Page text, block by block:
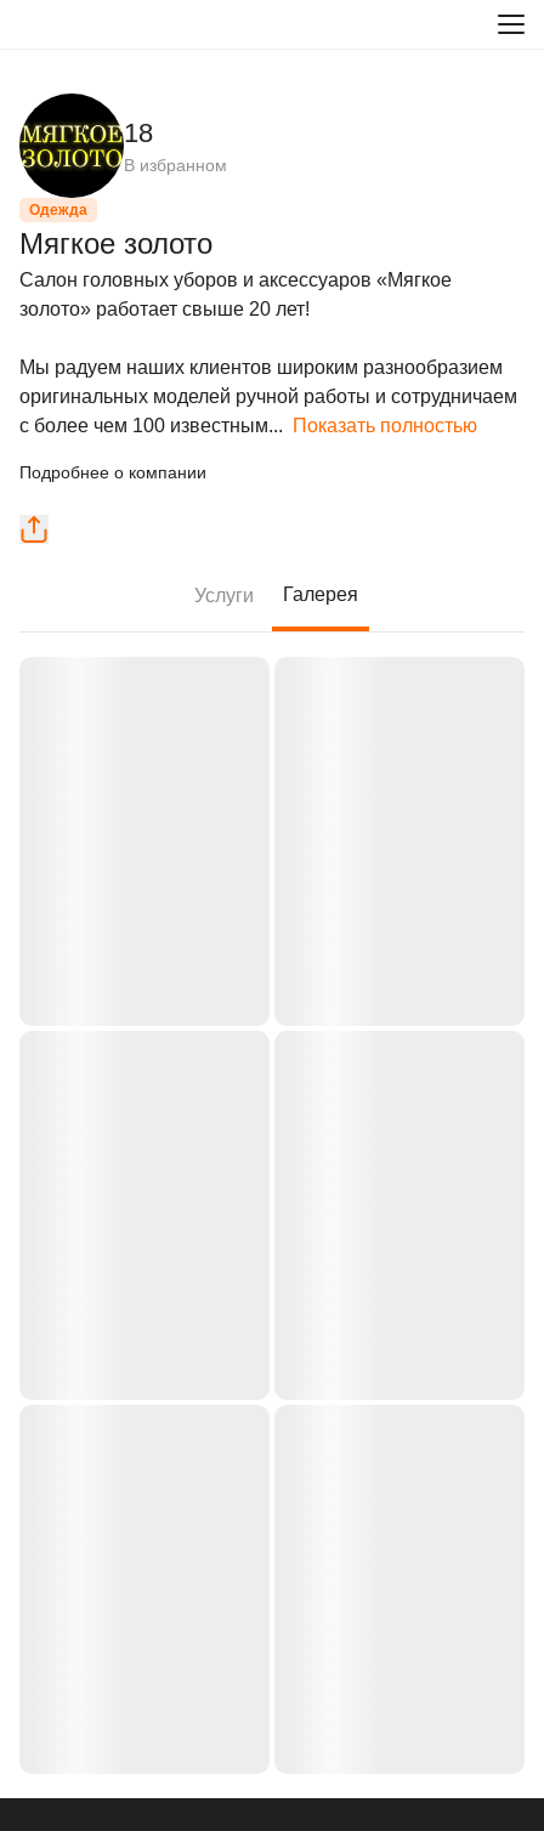
18
В избранном
Одежда
Мягкое золото
Салон головных уборов и аксессуаров «Мягкое
золото» работает свыше 20 лет!
Мы радуем наших клиентов широким разнообразием
оригинальных моделей ручной работы и сотрудничаем
с более чем 100 известным... Показать полностью
Подробнее о компании
Услуги Галерея